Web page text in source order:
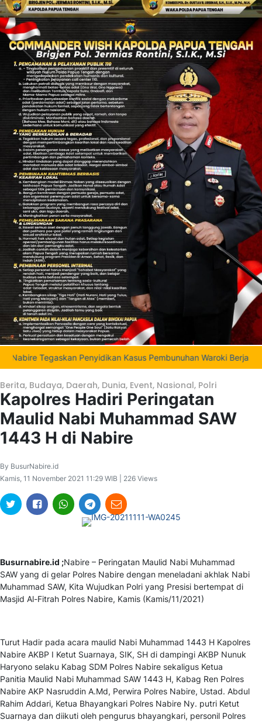
Penyidikan Kasus Pembunuhan Waroki Berjalan
Berita, Budaya, Daerah, Dunia, Event, Nasional, Polri
Kapolres Hadiri Peringatan
Maulid Nabi Muhammad SAW
1443 H di Nabire
By BusurNabire.id
Kamis, 11 November 2021 11:29 WIB | 226 Views
Busurnabire.id ;Nabire – Peringatan Maulid Nabi Muhammad
SAW yang di gelar Polres Nabire dengan meneladani akhlak Nabi
Muhammad SAW, Kita Wujudkan Polri yang Presisi bertempat di
Masjid Al-Fitrah Polres Nabire, Kamis (Kamis/11/2021)
Turut Hadir pada acara maulid Nabi Muhammad 1443 H Kapolres
Nabire AKBP I Ketut Suarnaya, SIK, SH di dampingi AKBP Nunuk
Haryono selaku Kabag SDM Polres Nabire sekaligus Ketua
Panitia Maulid Nabi Muhammad SAW 1443 H, Kabag Ren Polres
Nabire AKP Nasruddin A.Md, Perwira Polres Nabire, Ustad. Abdul
Rahim Addari, Ketua Bhayangkari Polres Nabire Ny. putri Ketut
Suarnaya dan diikuti oleh pengurus bhayangkari, personil Polres